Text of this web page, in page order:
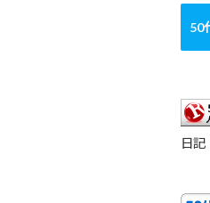
50
日記